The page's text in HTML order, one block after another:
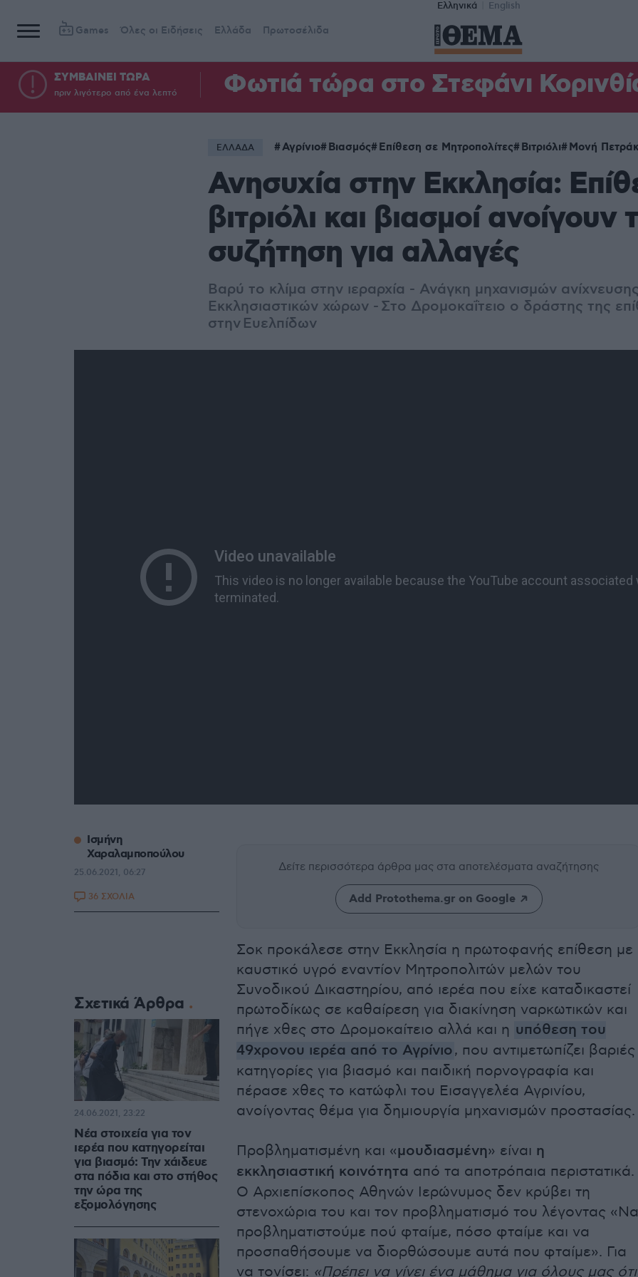
Ελληνικά English
Games Όλες οι Ειδήσεις Ελλάδα Πρωτοσέλιδα
ΣΥΜΒΑΙΝΕΙ ΤΩΡΑ
πριν λιγότερο από ένα λεπτό Φωτιά τώρα στο Στεφάνι
ΕΛΛΑΔΑ Αγρίνιο Βιασμός Επίθεση σε Μητροπολίτες Βιτριόλι Μονή
Ανησυχία στην Εκκλησία:
βιτριόλι και βιασμοί ανοίγουν
συζήτηση για αλλαγές
Βαρύ το κλίμα στην ιεραρχία - Ανάγκη μηχανισμών
Εκκλησιαστικών χώρων - Στο Δρομοκαΐτειο ο δράστης της
στην Ευελπίδων
Δείτε περισσότερα άρθρα μας στα αποτελέσματα αναζήτησης
Add Protothema.gr on Google
Σοκ προκάλεσε στην Εκκλησία η πρωτοφανής επίθεση με
καυστικό υγρό εναντίον Μητροπολιτών μελών του
Συνοδικού Δικαστηρίου, από ιερέα που είχε καταδικαστεί
πρωτοδίκως σε καθαίρεση για διακίνηση ναρκωτικών και
πήγε χθες στο Δρομοκαίτειο αλλά και η υπόθεση του
49χρονου ιερέα από το Αγρίνιο, που αντιμετωπίζει βαριές
κατηγορίες για βιασμό και παιδική πορνογραφία και
πέρασε χθες το κατώφλι του Εισαγγελέα Αγρινίου,
ανοίγοντας θέμα για δημιουργία μηχανισμών προστασίας.
Προβληματισμένη και «μουδιασμένη» είναι η
εκκλησιαστική κοινότητα από τα αποτρόπαια περιστατικά.
Ο Αρχιεπίσκοπος Αθηνών Ιερώνυμος δεν κρύβει τη
στενοχώρια του και τον προβληματισμό του λέγοντας «Να
προβληματιστούμε πού φταίμε, πόσο φταίμε και να
προσπαθήσουμε να διορθώσουμε αυτά που φταίμε». Για
να τονίσει: «Πρέπει να γίνει ένα μάθημα για όλους μας ότι
Ισμήνη
Χαραλαμποπούλου
25.06.2021, 06:27
36 ΣΧΟΛΙΑ
Σχετικά Άρθρα
Νέα στοιχεία για τον
ιερέα που κατηγορείται
για βιασμό: Την χάιδευε
στα πόδια και στο στήθος
την ώρα της
εξομολόγησης
24.06.2021, 23:22